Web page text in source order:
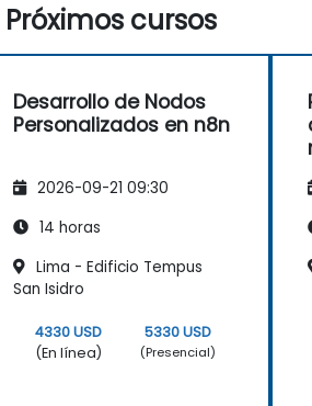
Próximos cursos
Desarrollo de Nodos
Personalizados en n8n
2026-09-21 09:30
14 horas
Lima - Edificio Tempus
San Isidro
4330 USD
(En línea)
5330 USD
(Presencial)